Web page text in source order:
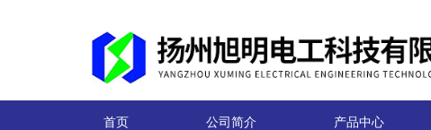
首页 公司简介 产品中心